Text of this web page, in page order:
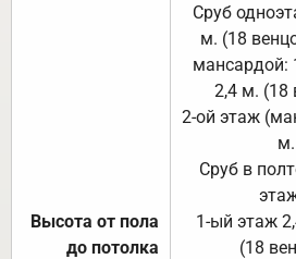
Высота от пола
до потолка
Сруб
м. (18
мансардой:
2,4 м. (18
2-ой этаж
м.
Сруб в
1-ый этаж
(18